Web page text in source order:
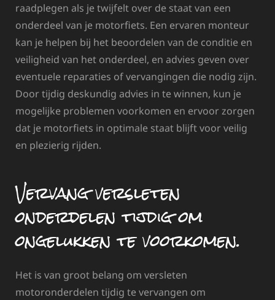
raadplegen als je twijfelt over de staat van een
onderdeel van je motorfiets. Een ervaren monteur
kan je helpen bij het beoordelen van de conditie en
veiligheid van het onderdeel, en advies geven over
eventuele reparaties of vervangingen die nodig zijn.
Door tijdig deskundig advies in te winnen, kun je
mogelijke problemen voorkomen en ervoor zorgen
dat je motorfiets in optimale staat blijft voor veilig
en plezierig rijden.
Vervang versleten
onderdelen tijdig om
ongelukken te voorkomen.
Het is van groot belang om versleten
motoronderdelen tijdig te vervangen om